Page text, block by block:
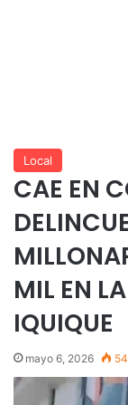
Local
CAE EN
MIL EN
IQUIQUE
mayo 6, 2026